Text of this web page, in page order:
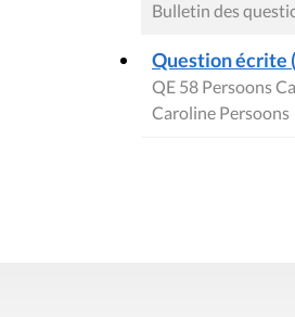
Bulletin des
Question écrite
QE 58 Persoons
Caroline Persoons